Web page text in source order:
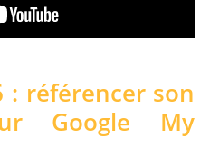
: référencer son
Google My